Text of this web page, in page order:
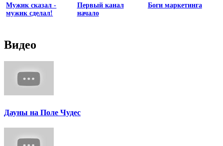
Мужик сказал -
мужик сделал!
Первый канал
начало
Боги маркетинга
Видео
Дауны на Поле Чудес